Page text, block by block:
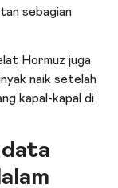
sebagian
Hormuz juga
naik setelah
kapal-kapal di